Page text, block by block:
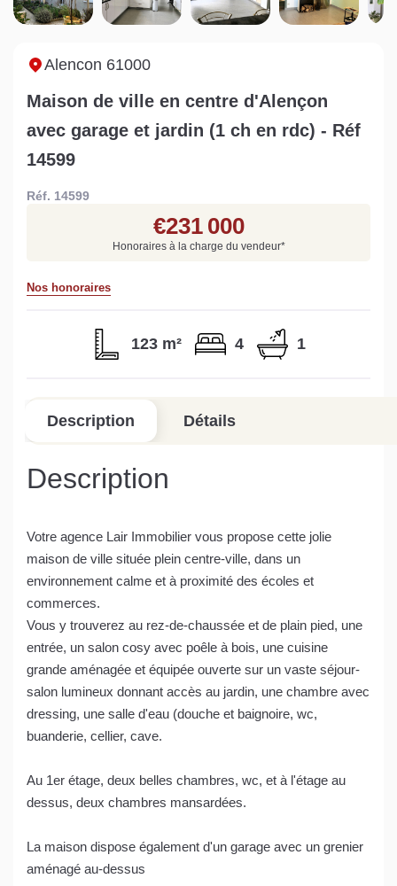
Sarthe pour booster sa
vente
quelles sont les
conséquences ?
Rapide et gratuit, recevez votre estimation
en quelques clics.
Estimer mon bien maintenant
Alencon 61000
Maison de ville en centre d'Alençon
avec garage et jardin (1 ch en rdc) - Réf
14599
Réf. 14599
€231 000
Honoraires à la charge du vendeur*
Nos honoraires
123 m² 4 1
Description Détails
Description
Votre agence Lair Immobilier vous propose cette jolie
maison de ville située plein centre-ville, dans un
environnement calme et à proximité des écoles et
commerces.
Vous y trouverez au rez-de-chaussée et de plain pied, une
entrée, un salon cosy avec poêle à bois, une cuisine
grande aménagée et équipée ouverte sur un vaste séjour-
salon lumineux donnant accès au jardin, une chambre avec
dressing, une salle d'eau (douche et baignoire, wc,
buanderie, cellier, cave.
Au 1er étage, deux belles chambres, wc, et à l'étage au
dessus, deux chambres mansardées.
La maison dispose également d'un garage avec un grenier
aménagé au-dessus